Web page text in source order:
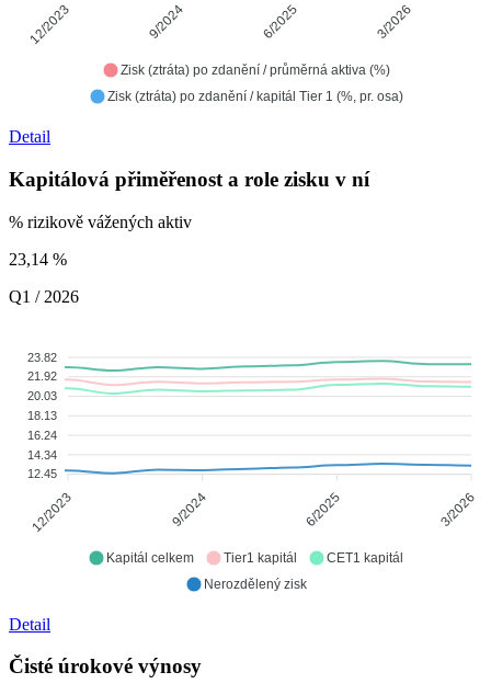
12/2023 9/2024 6/2025 3/2026
Zisk (ztráta) po zdanění / průměrná aktiva (%)
Zisk (ztráta) po zdanění / kapitál Tier 1 (%, pr. osa)
Detail
Kapitálová přiměřenost a role zisku v ní
% rizikově vážených aktiv
23,14 %
Q1 / 2026
23.82
21.92
20.03
18.13
16.24
14.34
12.45
12/2023 9/2024 6/2025 3/2026
Kapitál celkem Tier1 kapitál
CET1 kapitál
Nerozdělený zisk
Detail
Čisté úrokové výnosy